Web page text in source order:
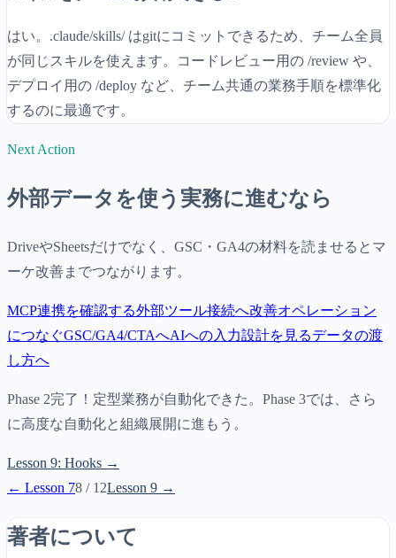
はい。.claude/skills/ はgitにコミットできるため、チーム全員
が同じスキルを使えます。コードレビュー用の /review や、
デプロイ用の /deploy など、チーム共通の業務手順を標準化
するのに最適です。
Next Action
外部データを使う実務に進むなら
DriveやSheetsだけでなく、GSC・GA4の材料を読ませるとマ
ーケ改善までつながります。
MCP連携を確認する外部ツール接続へ改善オペレーション
につなぐGSC/GA4/CTAへAIへの入力設計を見るデータの渡
し方へ
Phase 2完了！定型業務が自動化できた。Phase 3では、さら
に高度な自動化と組織展開に進もう。
Lesson 9: Hooks →
← Lesson 78 / 12Lesson 9 →
著者について